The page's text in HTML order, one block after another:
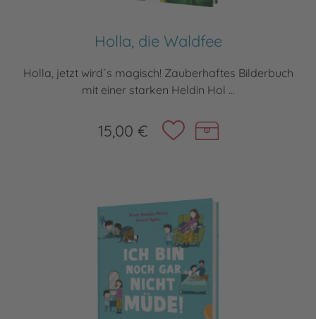
Holla, die Waldfee
Holla, jetzt wird´s magisch! Zauberhaftes Bilderbuch
mit einer starken Heldin Hol ...
15,00 €